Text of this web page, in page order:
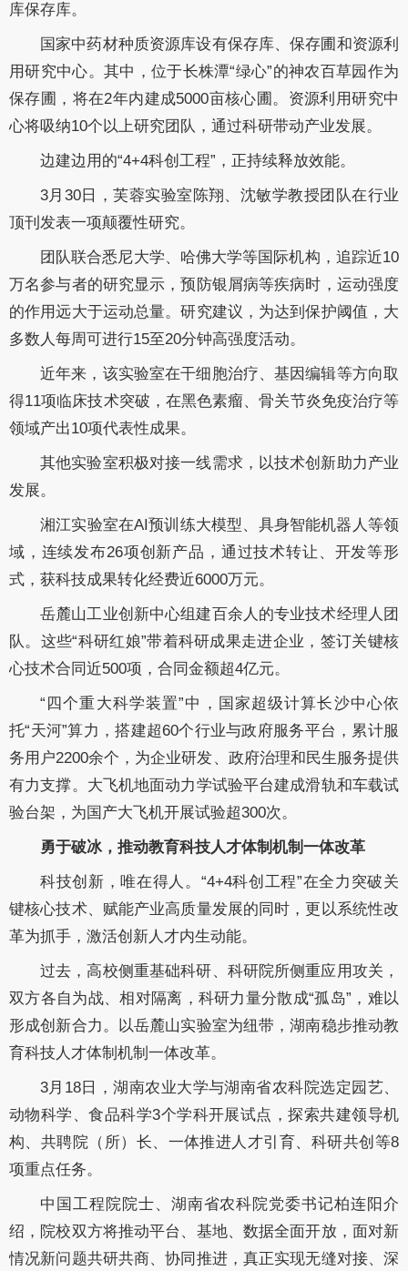
库保存库。
国家中药材种质资源库设有保存库、保存圃和资源利
用研究中心。其中，位于长株潭“绿心”的神农百草园作为
保存圃，将在2年内建成5000亩核心圃。资源利用研究中
心将吸纳10个以上研究团队，通过科研带动产业发展。
边建边用的“4+4科创工程”，正持续释放效能。
3月30日，芙蓉实验室陈翔、沈敏学教授团队在行业
顶刊发表一项颠覆性研究。
团队联合悉尼大学、哈佛大学等国际机构，追踪近10
万名参与者的研究显示，预防银屑病等疾病时，运动强度
的作用远大于运动总量。研究建议，为达到保护阈值，大
多数人每周可进行15至20分钟高强度活动。
近年来，该实验室在干细胞治疗、基因编辑等方向取
得11项临床技术突破，在黑色素瘤、骨关节炎免疫治疗等
领域产出10项代表性成果。
其他实验室积极对接一线需求，以技术创新助力产业
发展。
湘江实验室在AI预训练大模型、具身智能机器人等领
域，连续发布26项创新产品，通过技术转让、开发等形
式，获科技成果转化经费近6000万元。
岳麓山工业创新中心组建百余人的专业技术经理人团
队。这些“科研红娘”带着科研成果走进企业，签订关键核
心技术合同近500项，合同金额超4亿元。
“四个重大科学装置”中，国家超级计算长沙中心依
托“天河”算力，搭建超60个行业与政府服务平台，累计服
务用户2200余个，为企业研发、政府治理和民生服务提供
有力支撑。大飞机地面动力学试验平台建成滑轨和车载试
验台架，为国产大飞机开展试验超300次。
勇于破冰，推动教育科技人才体制机制一体改革
科技创新，唯在得人。“4+4科创工程”在全力突破关
键核心技术、赋能产业高质量发展的同时，更以系统性改
革为抓手，激活创新人才内生动能。
过去，高校侧重基础科研、科研院所侧重应用攻关，
双方各自为战、相对隔离，科研力量分散成“孤岛”，难以
形成创新合力。以岳麓山实验室为纽带，湖南稳步推动教
育科技人才体制机制一体改革。
3月18日，湖南农业大学与湖南省农科院选定园艺、
动物科学、食品科学3个学科开展试点，探索共建领导机
构、共聘院（所）长、一体推进人才引育、科研共创等8
项重点任务。
中国工程院院士、湖南省农科院党委书记柏连阳介
绍，院校双方将推动平台、基地、数据全面开放，面对新
情况新问题共研共商、协同推进，真正实现无缝对接、深